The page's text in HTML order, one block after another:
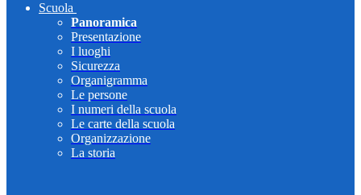
Scuola
Panoramica
Presentazione
I luoghi
Sicurezza
Organigramma
Le persone
I numeri della scuola
Le carte della scuola
Organizzazione
La storia